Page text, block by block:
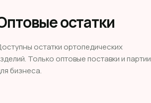
остатки
остатки ортопедических
Только оптовые поставки и партии
бизнеса.